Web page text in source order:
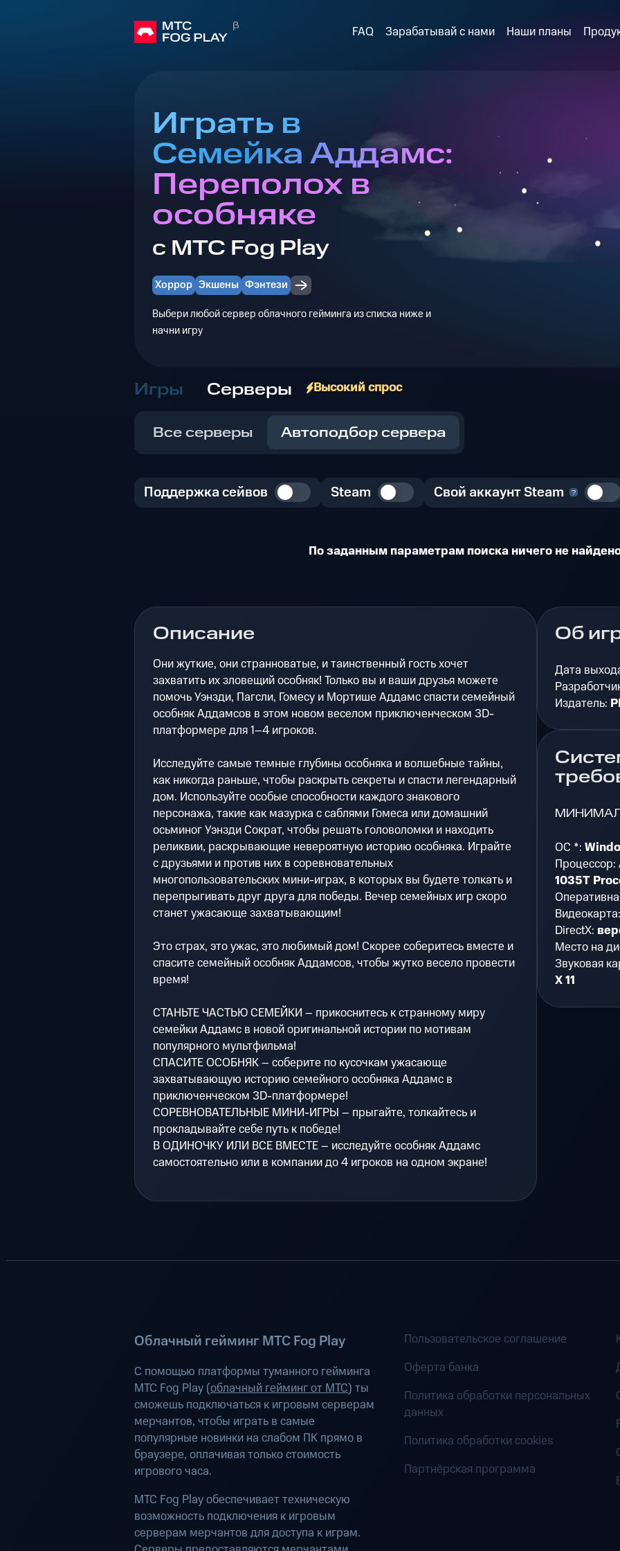
FAQ Зарабатывай с нами Наши планы
Играть в
Семейка Аддамс:
Переполох в
особняке
с МТС Fog Play
Хоррор Экшены Фэнтези
Выбери любой сервер облачного гейминга из списка ниже и
начни игру
Игры Серверы Высокий спрос
Все серверы Автоподбор сервера
Поддержка сейвов Steam Свой аккаунт Steam
По заданным параметрам поиска ничего не
Описание
Они жуткие, они странноватые, и таинственный гость хочет
захватить их зловещий особняк! Только вы и ваши друзья можете
помочь Уэнзди, Пагсли, Гомесу и Мортише Аддамс спасти семейный
особняк Аддамсов в этом новом веселом приключенческом 3D-
платформере для 1–4 игроков.
Исследуйте самые темные глубины особняка и волшебные тайны,
как никогда раньше, чтобы раскрыть секреты и спасти легендарный
дом. Используйте особые способности каждого знакового
персонажа, такие как мазурка с саблями Гомеса или домашний
осьминог Уэнзди Сократ, чтобы решать головоломки и находить
реликвии, раскрывающие невероятную историю особняка. Играйте
с друзьями и против них в соревновательных
многопользовательских мини-играх, в которых вы будете толкать и
перепрыгивать друг друга для победы. Вечер семейных игр скоро
станет ужасающе захватывающим!
Это страх, это ужас, это любимый дом! Скорее соберитесь вместе и
спасите семейный особняк Аддамсов, чтобы жутко весело провести
время!
СТАНЬТЕ ЧАСТЬЮ СЕМЕЙКИ – прикоснитесь к странному миру
семейки Аддамс в новой оригинальной истории по мотивам
популярного мультфильма!
СПАСИТЕ ОСОБНЯК – соберите по кусочкам ужасающе
захватывающую историю семейного особняка Аддамс в
приключенческом 3D-платформере!
СОРЕВНОВАТЕЛЬНЫЕ МИНИ-ИГРЫ – прыгайте, толкайтесь и
прокладывайте себе путь к победе!
В ОДИНОЧКУ ИЛИ ВСЕ ВМЕСТЕ – исследуйте особняк Аддамс
самостоятельно или в компании до 4 игроков на одном экране!
Об
Дата
Издатель:
ОС *:
Процессор:
1035T
DirectX:
Место на
Звуковая
X 11
Облачный гейминг МТС Fog Play
С помощью платформы туманного гейминга
МТС Fog Play (облачный гейминг от МТС) ты
сможешь подключаться к игровым серверам
мерчантов, чтобы играть в самые
популярные новинки на слабом ПК прямо в
браузере, оплачивая только стоимость
игрового часа.
МТС Fog Play обеспечивает техническую
возможность подключения к игровым
серверам мерчантов для доступа к играм.
Пользовательское соглашение
Оферта банка
Политика обработки персональных
данных
Политика обработки cookies
Партнёрская программа